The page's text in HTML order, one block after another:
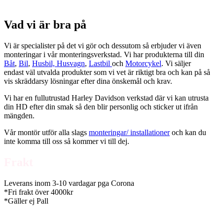
Vad vi är bra på
Vi är specialister på det vi gör och dessutom så erbjuder vi även
monteringar i vår monteringsverkstad. Vi har produkterna till din
Båt, Bil, Husbil, Husvagn, Lastbil och Motorcykel. Vi säljer
endast väl utvalda produkter som vi vet är riktigt bra och kan på så
vis skräddarsy lösningar efter dina önskemål och krav.
Vi har en fullutrustad Harley Davidson verkstad där vi kan utrusta
din HD efter din smak så den blir personlig och sticker ut ifrån
mängden.
Vår montör utför alla slags monteringar/ installationeroch kan du
inte komma till oss så kommer vi till dej.
Leverans inom 3-10 vardagar pga Corona
*Fri frakt över 4000kr
*Gäller ej Pall